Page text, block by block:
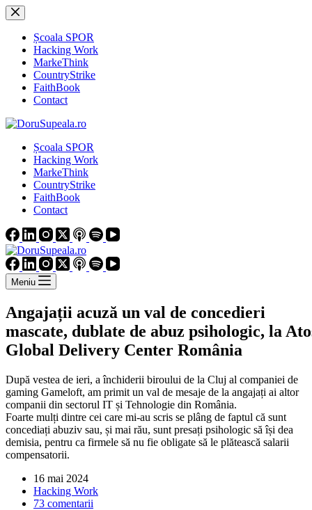
Sari
la
conținutȘcoala SPOR
Hacking Work
MarkeThink
CountryStrike
FaithBook
Contact
Școala SPOR
Hacking Work
MarkeThink
CountryStrike
FaithBook
Contact
Meniu
Angajații acuză un val de concedieri
mascate, dublate de abuz psihologic, la
Global Delivery Center România
După vestea de ieri, a închiderii biroului de la Cluj al companiei de
gaming Gameloft, am primit un val de mesaje de la angajați ai altor
companii din sectorul IT și Tehnologie din România.
Foarte mulți dintre cei care mi-au scris se plâng de faptul că sunt
concediați abuziv sau, și mai rău, sunt presați psihologic să își dea
demisia, pentru ca firmele să nu fie obligate să le plătească salarii
compensatorii.
16 mai 2024
Hacking Work
73 comentarii